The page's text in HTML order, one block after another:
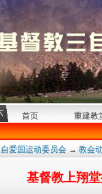
首页 重建教
爱国运动委员会→ 教会
基督教上翔